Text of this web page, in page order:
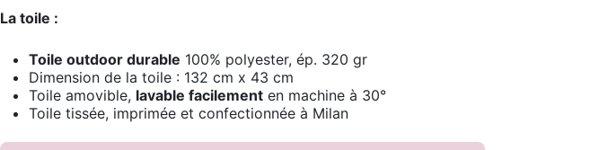
La toile :
Toile outdoor durable 100% polyester, ép. 320 gr
Dimension de la toile : 132 cm x 43 cm
Toile amovible, lavable facilement en machine à 30°
Toile tissée, imprimée et confectionnée à Milan